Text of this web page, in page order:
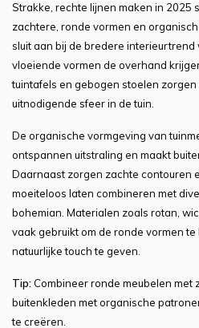
Strakke, rechte lijnen maken in 2025
zachtere, ronde vormen en
sluit aan bij de bredere interieurtrend
vloeiende vormen de overhand
tuintafels en gebogen stoelen
uitnodigende sfeer in de tuin.
De organische vormgeving van
ontspannen uitstraling en maakt
Daarnaast zorgen zachte contouren
moeiteloos laten combineren met
bohemian. Materialen zoals rotan,
vaak gebruikt om de ronde vormen
natuurlijke touch te geven.
Tip: Combineer ronde meubelen met
buitenkleden met organische
te creëren.